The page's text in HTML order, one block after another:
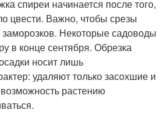
спиреи начинается после того,
цвести. Важно, чтобы срезы
Некоторые садоводы
в конце сентября. Обрезка
носит лишь
удаляют только засохшие и
растению